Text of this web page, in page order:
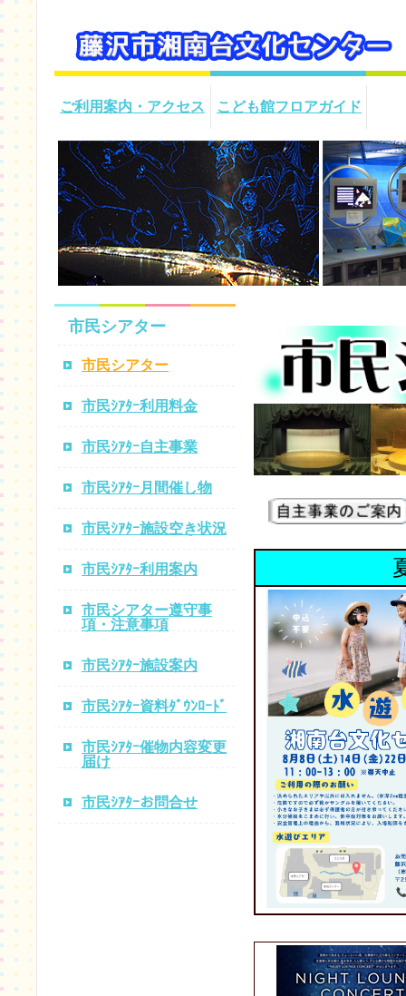
ご利用案内・アクセス こども館フロアガイド
市民シアター
市民シアター
市民ｼｱﾀｰ利用料金
市民ｼｱﾀｰ自主事業
市民ｼｱﾀｰ月間催し物
市民ｼｱﾀｰ施設空き状況
市民ｼｱﾀｰ利用案内
市民シアター遵守事
項・注意事項
市民ｼｱﾀｰ施設案内
市民ｼｱﾀｰ資料ﾀﾞｳﾝﾛｰﾄﾞ
市民ｼｱﾀｰ催物内容変更
届け
市民ｼｱﾀｰお問合せ